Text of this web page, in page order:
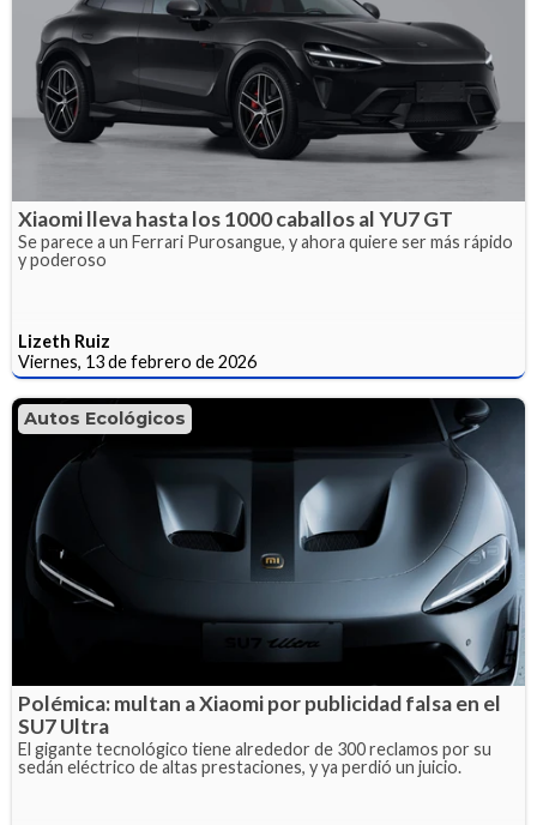
Xiaomi lleva hasta los 1000 caballos al YU7 GT
Se parece a un Ferrari Purosangue, y ahora quiere ser más rápido
y poderoso
Lizeth Ruiz
Viernes, 13 de febrero de 2026
Autos Ecológicos
Polémica: multan a Xiaomi por publicidad falsa en el
SU7 Ultra
El gigante tecnológico tiene alrededor de 300 reclamos por su
sedán eléctrico de altas prestaciones, y ya perdió un juicio.